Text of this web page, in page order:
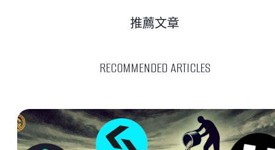
RECOMMENDED ARTICLES
推薦文章